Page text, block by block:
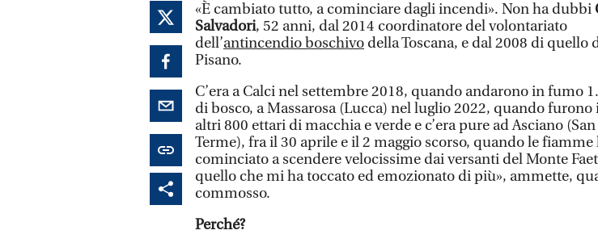
«È cambiato tutto, a cominciare dagli incendi». Non ha dubbi
Salvadori, 52 anni, dal 2014 coordinatore del volontariato
dell’antincendio boschivo della Toscana, e dal 2008 di quello
Pisano.
C’era a Calci nel settembre 2018, quando andarono in fumo
di bosco, a Massarosa (Lucca) nel luglio 2022, quando
altri 800 ettari di macchia e verde e c’era pure ad Asciano
Terme), fra il 30 aprile e il 2 maggio scorso, quando le fiamme
cominciato a scendere velocissime dai versanti del Monte
quello che mi ha toccato ed emozionato di più», ammette,
commosso.
Perché?